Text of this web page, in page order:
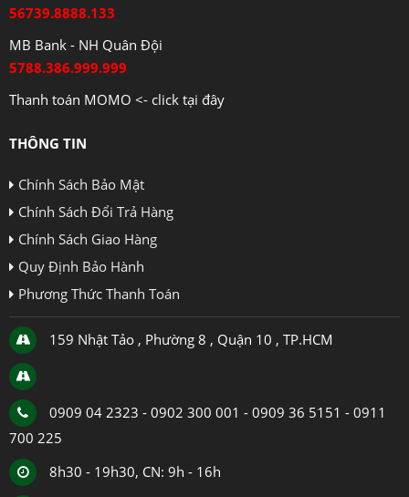
56739.8888.133
MB Bank - NH Quân Đội
5788.386.999.999
Thanh toán MOMO <- click tại đây
THÔNG TIN
Chính Sách Bảo Mật
Chính Sách Đổi Trả Hàng
Chính Sách Giao Hàng
Quy Định Bảo Hành
Phương Thức Thanh Toán
159 Nhật Tảo , Phường 8 , Quận 10 , TP.HCM
0909 04 2323 - 0902 300 001 - 0909 36 5151 - 0911
700 225
8h30 - 19h30, CN: 9h - 16h